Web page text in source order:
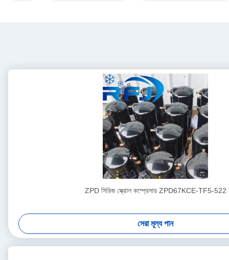
ZPD সিরিজ স্ক্রোল কম্প্রেসার ZPD67KCE-TF5-522
সেরা মূল্য পান